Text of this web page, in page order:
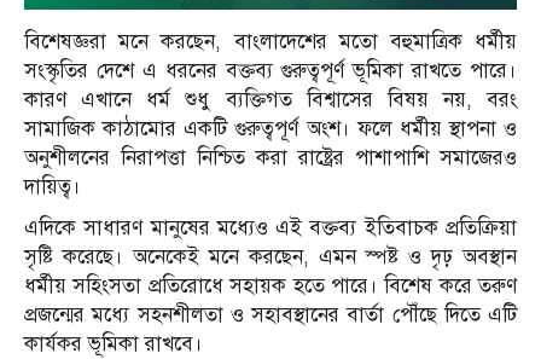
বিশেষজ্ঞরা মনে করছেন, বাংলাদেশের মতো বহুমাত্রিক ধর্মীয়
সংস্কৃতির দেশে এ ধরনের বক্তব্য গুরুত্বপূর্ণ ভূমিকা রাখতে পারে।
কারণ এখানে ধর্ম শুধু ব্যক্তিগত বিশ্বাসের বিষয় নয়, বরং
সামাজিক কাঠামোর একটি গুরুত্বপূর্ণ অংশ। ফলে ধর্মীয় স্থাপনা ও
অনুশীলনের নিরাপত্তা নিশ্চিত করা রাষ্ট্রের পাশাপাশি সমাজেরও
দায়িত্ব।
এদিকে সাধারণ মানুষের মধ্যেও এই বক্তব্য ইতিবাচক প্রতিক্রিয়া
সৃষ্টি করেছে। অনেকেই মনে করছেন, এমন স্পষ্ট ও দৃঢ় অবস্থান
ধর্মীয় সহিংসতা প্রতিরোধে সহায়ক হতে পারে। বিশেষ করে তরুণ
প্রজন্মের মধ্যে সহনশীলতা ও সহাবস্থানের বার্তা পৌঁছে দিতে এটি
কার্যকর ভূমিকা রাখবে।